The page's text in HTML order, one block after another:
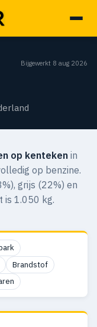
Bijgewerkt 8 aug 2026
op kenteken in
op benzine.
grijs (22%) en
is 1.050 kg.
Brandstof